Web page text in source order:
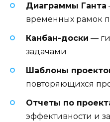
Диаграммы Ганта
временных рамок
Канбан-доски —
задачами
Шаблоны
повторяющихся
Отчеты по
эффективности и